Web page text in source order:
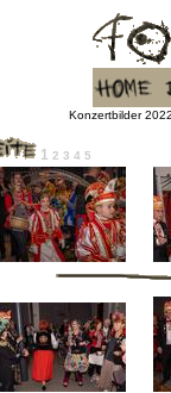
Konzertbilder
1 2 3 4 5